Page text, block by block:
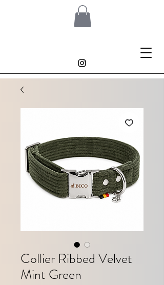
Collier Ribbed Velvet
Mint Green